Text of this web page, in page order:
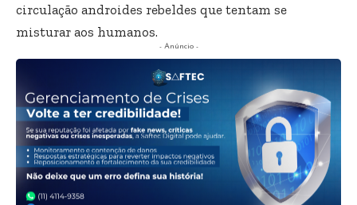
circulação androides rebeldes que tentam se
misturar aos humanos.
- Anúncio -